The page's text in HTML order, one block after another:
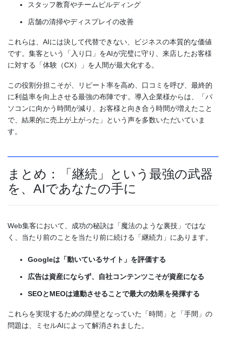
スタッフ教育やチームビルディング
店舗の清掃やディスプレイの改善
これらは、AIには決して代替できない、ビジネスの本質的な価値
です。集客という「入り口」をAIが完璧に守り、来店したお客様
に対する「体験（CX）」を人間が最大化する。
この役割分担こそが、リピート率を高め、口コミを呼び、最終的
に利益率を向上させる最強の布陣です。導入企業様からは、「パ
ソコンに向かう時間が減り、お客様と向き合う時間が増えたこと
で、結果的に売上が上がった」という声を多数いただいていま
す。
まとめ：「継続」という最強の武器
を、AIであなたの手に
Web集客において、成功の秘訣は「魔法のような裏技」ではな
く、当たり前のことを当たり前に続ける「継続力」にあります。
Googleは「動いているサイト」を評価する
広告は資産にならず、自社コンテンツこそが資産になる
SEOとMEOは連動させることで最大の効果を発揮する
これらを実現するための障壁となっていた「時間」と「手間」の
問題は、ミセルAIによって解消されました。